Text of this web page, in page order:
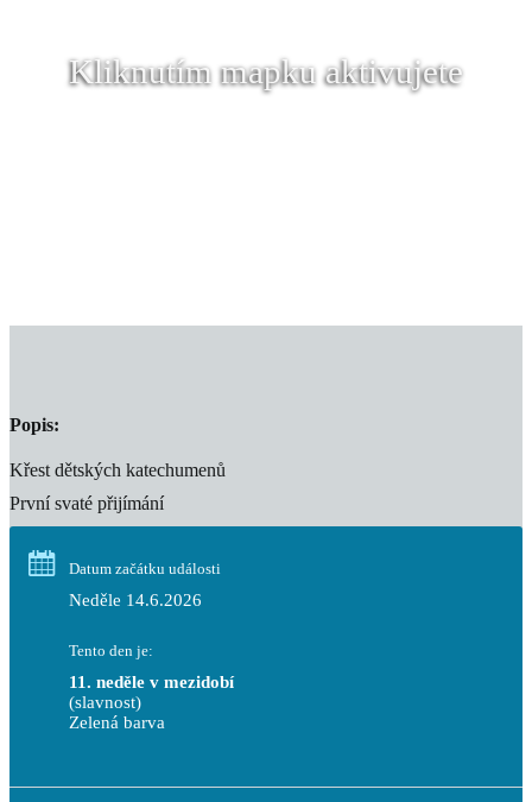
Kliknutím mapku aktivujete
Popis:
Křest dětských katechumenů
První svaté přijímání
Datum začátku události
Neděle 14.6.2026
Tento den je:
11. neděle v mezidobí
(slavnost)
Zelená barva